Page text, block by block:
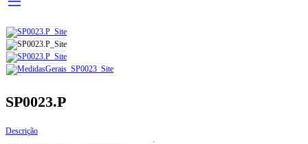
SP0023.P
Descrição